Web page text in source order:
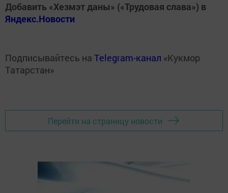
Добавить «Хезмэт даны» («Трудовая слава») в
Яндекс.Новости
Подписывайтесь на Telegram-канал «Кукмор
Татарстан»
Перейти на страницу новости